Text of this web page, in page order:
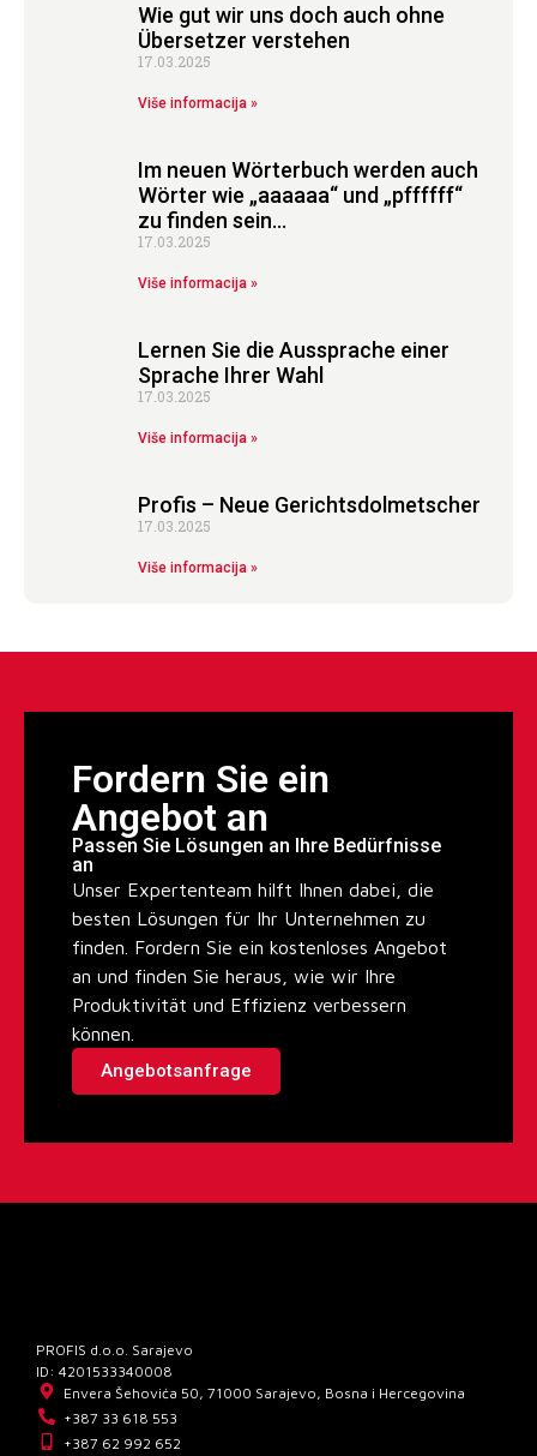
Wie gut wir uns doch auch ohne
Übersetzer verstehen
17.03.2025
Više informacija »
Im neuen Wörterbuch werden auch
Wörter wie „aaaaaa“ und „pffffff“
zu finden sein…
17.03.2025
Više informacija »
Lernen Sie die Aussprache einer
Sprache Ihrer Wahl
17.03.2025
Više informacija »
Profis – Neue Gerichtsdolmetscher
17.03.2025
Više informacija »
Fordern Sie ein
Angebot an
Passen Sie Lösungen an Ihre Bedürfnisse
an
Unser Expertenteam hilft Ihnen dabei, die
besten Lösungen für Ihr Unternehmen zu
finden. Fordern Sie ein kostenloses Angebot
an und finden Sie heraus, wie wir Ihre
Produktivität und Effizienz verbessern
können.
Angebotsanfrage
PROFIS d.o.o. Sarajevo
ID: 4201533340008
Envera Šehovića 50, 71000 Sarajevo, Bosna i Hercegovina
+387 33 618 553
+387 62 992 652